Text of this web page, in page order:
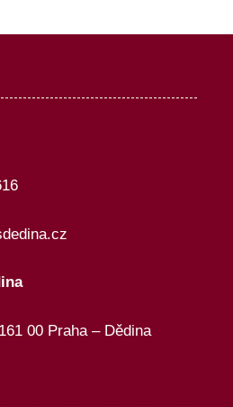
00 Praha – Dědina